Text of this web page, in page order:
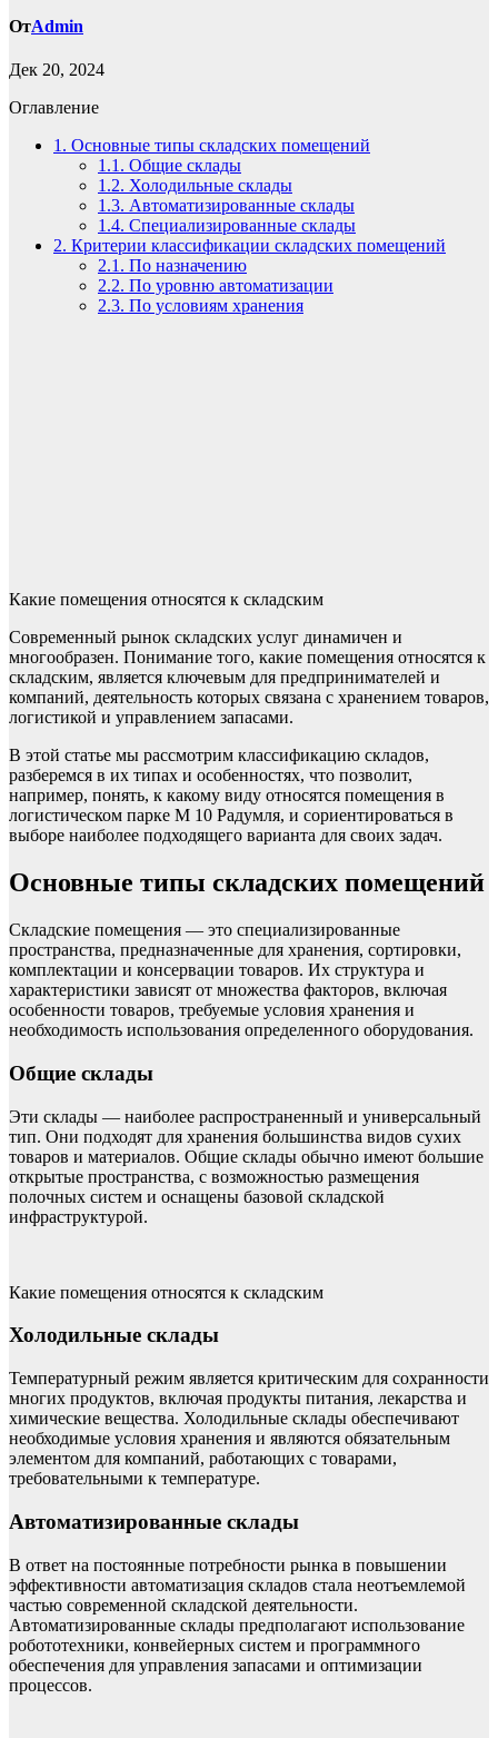
ОтAdmin
Дек 20, 2024
Оглавление
1. Основные типы складских помещений
1.1. Общие склады
1.2. Холодильные склады
1.3. Автоматизированные склады
1.4. Специализированные склады
2. Критерии классификации складских помещений
2.1. По назначению
2.2. По уровню автоматизации
2.3. По условиям хранения
Какие помещения относятся к складским
Современный рынок складских услуг динамичен и
многообразен. Понимание того, какие помещения относятся к
складским, является ключевым для предпринимателей и
компаний, деятельность которых связана с хранением товаров,
логистикой и управлением запасами.
В этой статье мы рассмотрим классификацию складов,
разберемся в их типах и особенностях, что позволит,
например, понять, к какому виду относятся помещения в
логистическом парке М 10 Радумля, и сориентироваться в
выборе наиболее подходящего варианта для своих задач.
Основные типы складских помещений
Складские помещения — это специализированные
пространства, предназначенные для хранения, сортировки,
комплектации и консервации товаров. Их структура и
характеристики зависят от множества факторов, включая
особенности товаров, требуемые условия хранения и
необходимость использования определенного оборудования.
Общие склады
Эти склады — наиболее распространенный и универсальный
тип. Они подходят для хранения большинства видов сухих
товаров и материалов. Общие склады обычно имеют большие
открытые пространства, с возможностью размещения
полочных систем и оснащены базовой складской
инфраструктурой.
Какие помещения относятся к складским
Холодильные склады
Температурный режим является критическим для сохранности
многих продуктов, включая продукты питания, лекарства и
химические вещества. Холодильные склады обеспечивают
необходимые условия хранения и являются обязательным
элементом для компаний, работающих с товарами,
требовательными к температуре.
Автоматизированные склады
В ответ на постоянные потребности рынка в повышении
эффективности автоматизация складов стала неотъемлемой
частью современной складской деятельности.
Автоматизированные склады предполагают использование
робототехники, конвейерных систем и программного
обеспечения для управления запасами и оптимизации
процессов.